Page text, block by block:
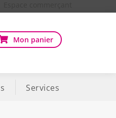
Mon panier
Services